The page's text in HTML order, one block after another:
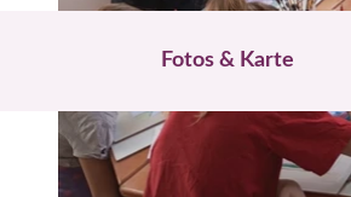
Fotos & Karte